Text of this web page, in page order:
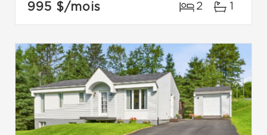
995 $/mois 2 1